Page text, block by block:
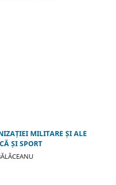
MILITARE ȘI ALE
ȘI SPORT